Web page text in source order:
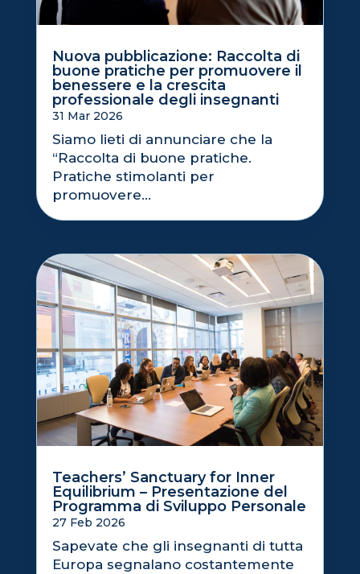
Nuova pubblicazione: Raccolta di
buone pratiche per promuovere il
benessere e la crescita
professionale degli insegnanti
31 Mar 2026
Siamo lieti di annunciare che la
“Raccolta di buone pratiche.
Pratiche stimolanti per
promuovere...
Teachers’ Sanctuary for Inner
Equilibrium – Presentazione del
Programma di Sviluppo Personale
27 Feb 2026
Sapevate che gli insegnanti di tutta
Europa segnalano costantemente